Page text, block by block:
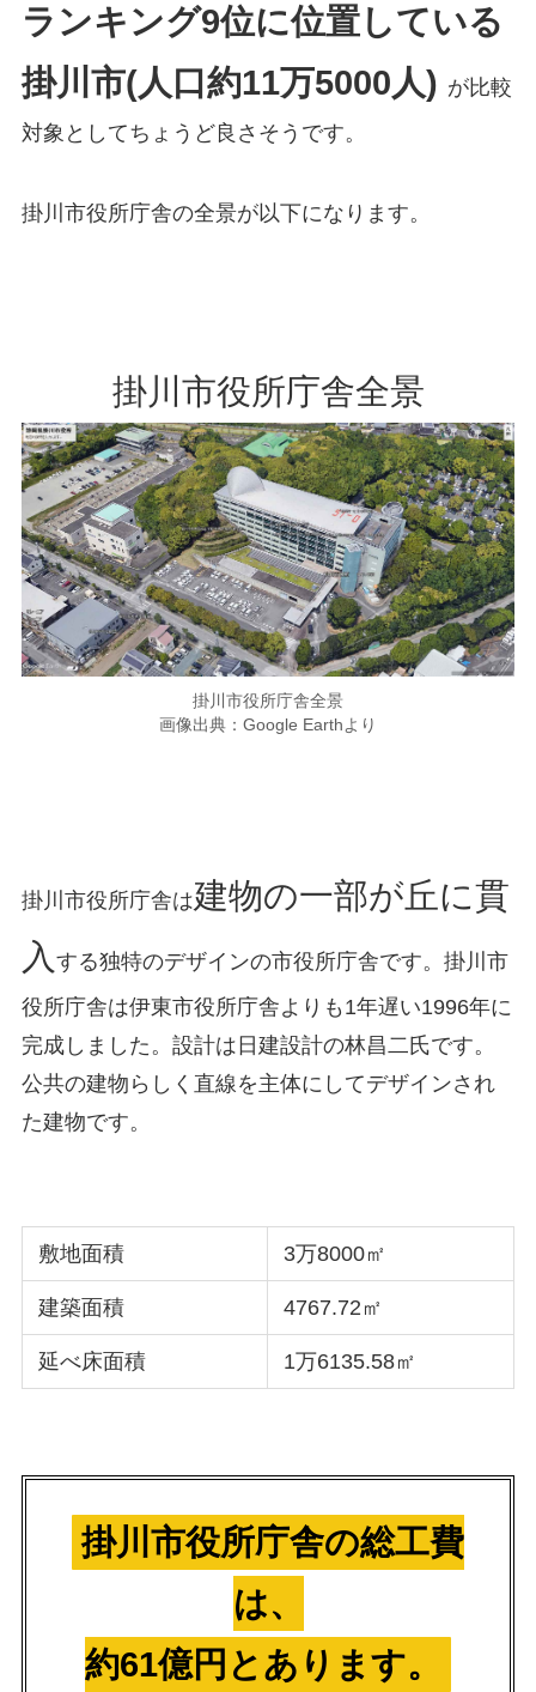
ランキング9位に位置している
掛川市(人口約11万5000人) が比較
対象としてちょうど良さそうです。
掛川市役所庁舎の全景が以下になります。
掛川市役所庁舎全景
掛川市役所庁舎全景
画像出典：Google Earthより
掛川市役所庁舎は建物の一部が丘に貫
入 する独特のデザインの市役所庁舎です。掛川市
役所庁舎は伊東市役所庁舎よりも1年遅い1996年に
完成しました。設計は日建設計の林昌二氏です。
公共の建物らしく直線を主体にしてデザインされ
た建物です。
敷地面積 3万8000㎡
建築面積 4767.72㎡
延べ床面積 1万6135.58㎡
掛川市役所庁舎の総工費
は、
約61億円とあります。